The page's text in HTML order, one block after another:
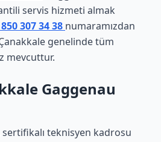
servis hizmeti almak
307 34 38 numaramızdan
genelinde tüm
mevcuttur.
Gaggenau
sertifikalı teknisyen kadrosu